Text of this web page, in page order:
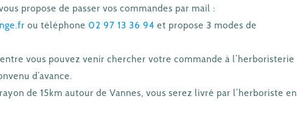
propose de passer vos commandes par mail :
ou téléphone 02 97 13 36 94 et propose 3 modes de
vous pouvez venir chercher votre commande à l’herboristerie
d’avance.
de 15km autour de Vannes, vous serez livré par l’herboriste en